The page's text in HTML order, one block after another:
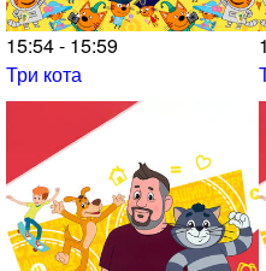
15:54 - 15:59
Три кота